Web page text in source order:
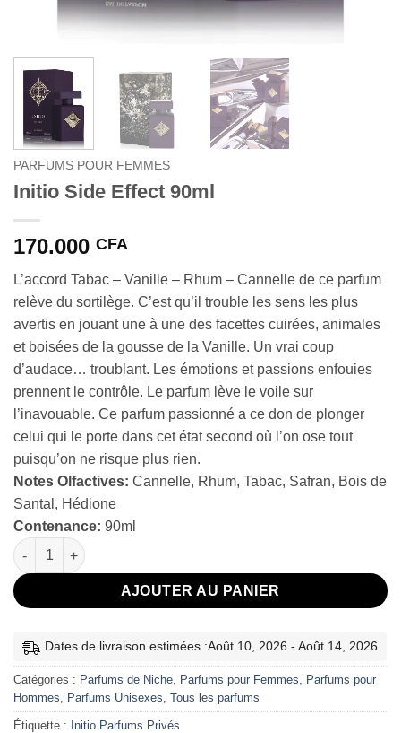
PARFUMS POUR FEMMES
Initio Side Effect 90ml
170.000 CFA
L’accord Tabac – Vanille – Rhum – Cannelle de ce parfum
relève du sortilège. C’est qu’il trouble les sens les plus
avertis en jouant une à une des facettes cuirées, animales
et boisées de la gousse de la Vanille. Un vrai coup
d’audace… troublant. Les émotions et passions enfouies
prennent le contrôle. Le parfum lève le voile sur
l’inavouable. Ce parfum passionné a ce don de plonger
celui qui le porte dans cet état second où l’on ose tout
puisqu’on ne risque plus rien.
Notes Olfactives: Cannelle, Rhum, Tabac, Safran, Bois de
Santal, Hédione
Contenance: 90ml
quantité de Initio Side Effect 90ml
AJOUTER AU PANIER
Dates de livraison estimées :Août 10, 2026 - Août 14, 2026
Catégories : Parfums de Niche Parfums pour Femmes
Parfums pour
Hommes
Parfums Unisexes Tous les parfums
Étiquette : Initio Parfums Privés